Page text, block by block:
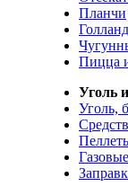
Планчи
Пицца
Уголь
Уголь,